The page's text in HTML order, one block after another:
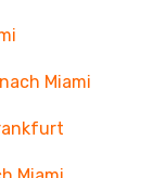
Miami